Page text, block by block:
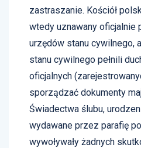
zastraszanie. Kościół
wtedy uznawany oficjalnie
urzędów stanu cywilnego,
stanu cywilnego pełnili
oficjalnych
sporządzać dokumenty
Świadectwa ślubu,
wydawane przez parafię
wywoływały żadnych